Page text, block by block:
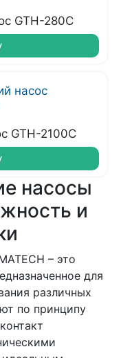
GTH-280C
GTH-2100C
насосы
и
– это
для
различных
по принципу